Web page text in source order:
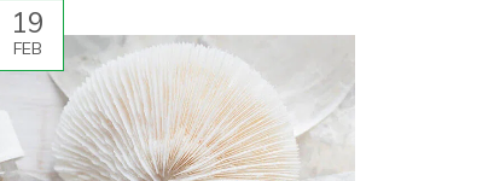
19
FEB